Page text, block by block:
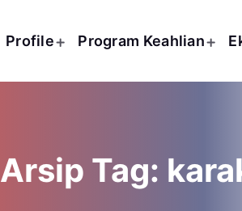
Profile Program Keahlian
Arsip Tag: